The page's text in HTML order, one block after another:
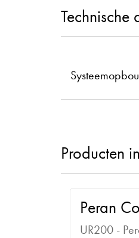
Producten
Peran
UR200 -